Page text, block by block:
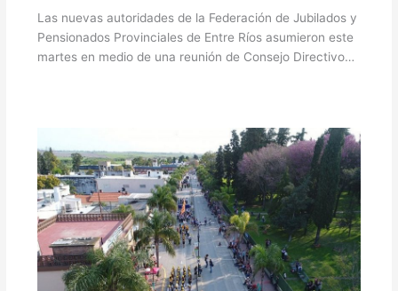
Las nuevas autoridades de la Federación de Jubilados y
Pensionados Provinciales de Entre Ríos asumieron este
martes en medio de una reunión de Consejo Directivo…